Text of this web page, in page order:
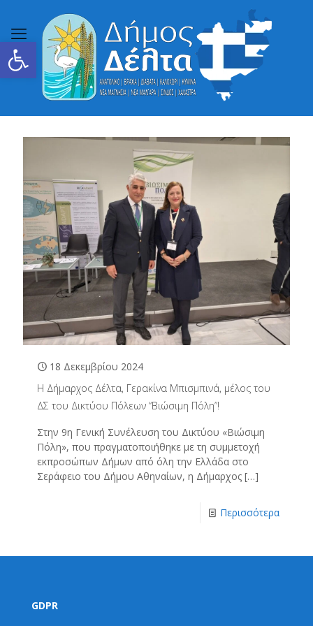
Ανοίξτε τη γραμμή εργαλείων
18 Δεκεμβρίου 2024
Η Δήμαρχος Δέλτα, Γερακίνα Μπισμπινά, μέλος του
ΔΣ του Δικτύου Πόλεων “Βιώσιμη Πόλη”!
Στην 9η Γενική Συνέλευση του Δικτύου «Βιώσιμη
Πόλη», που πραγματοποιήθηκε με τη συμμετοχή
εκπροσώπων Δήμων από όλη την Ελλάδα στο
Σεράφειο του Δήμου Αθηναίων, η Δήμαρχος […]
Περισσότερα
GDPR